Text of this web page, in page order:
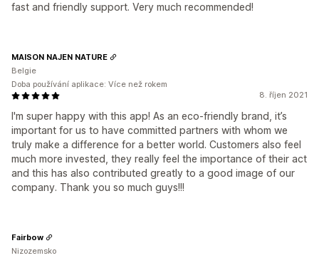
fast and friendly support. Very much recommended!
8. říjen 2021
I'm super happy with this app! As an eco-friendly brand, it’s
important for us to have committed partners with whom we
truly make a difference for a better world. Customers also feel
much more invested, they really feel the importance of their act
and this has also contributed greatly to a good image of our
company. Thank you so much guys!!!
MAISON NAJEN NATURE
Belgie
Doba používání aplikace: Více než rokem
Fairbow
Nizozemsko